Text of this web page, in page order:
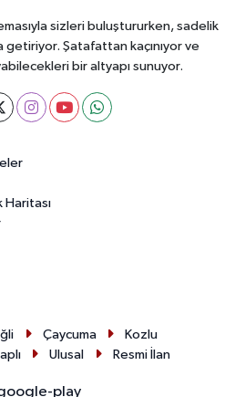
sizleri buluştururken, sadelik
Şatafattan kaçınıyor ve
bir altyapı sunuyor.
Haritası
Çaycuma
Kozlu
Ulusal Resmi İlan